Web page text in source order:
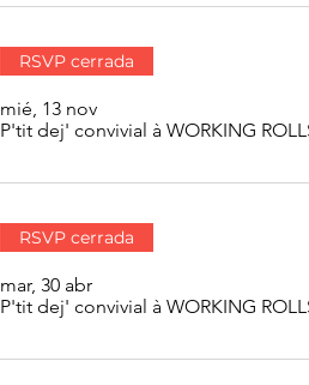
RSVP cerrada
mié, 13 nov
P'tit dej' convivial à WORKING
RSVP cerrada
mar, 30 abr
P'tit dej' convivial à WORKING